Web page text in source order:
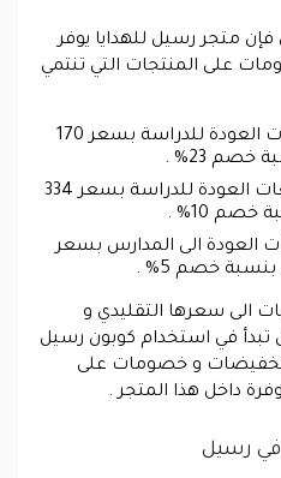
متجر رسيل للهدايا يوفر
على المنتجات التي تنتمي
سلسال القلب من توزيعات العودة للدراسة بسعر 170
نبة صبار صناعي من توزيعات العودة للدراسة بسعر 334
العودة الى المدارس بسعر
الى سعرها التقليدي و
تبدأ في استخدام كوبون رسيل
تخفيضات و خصومات على
داخل هذا المتجر .
في رسيل